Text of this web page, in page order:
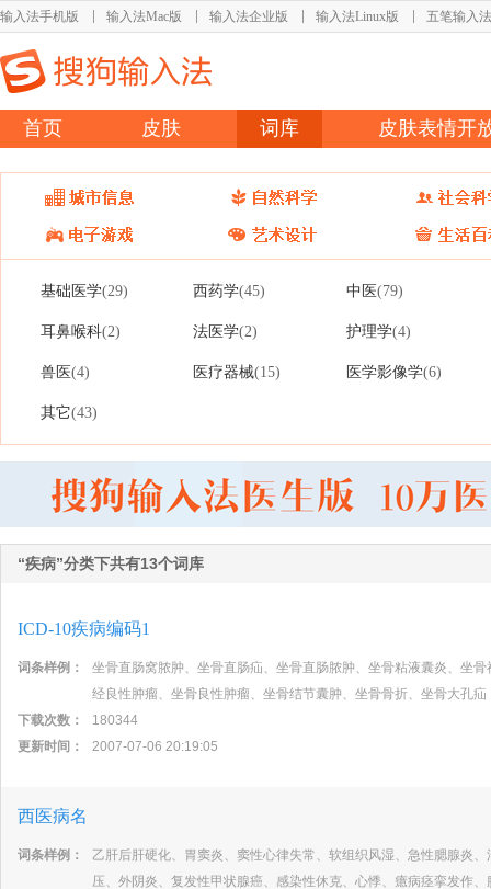
输入法手机版 输入法Mac版 输入法企业版 输入法Linux版 五笔输入法
首页 皮肤 词库 皮肤表情开
基础医学(29) 西药学(45) 中医(79)
耳鼻喉科(2) 法医学(2) 护理学(4)
兽医(4) 医疗器械(15) 医学影像学(6)
其它(43)
“疾病”分类下共有13个词库
ICD-10疾病编码1
词条样例：
坐骨直肠窝脓肿、坐骨直肠疝、坐骨直肠脓肿、坐骨粘液囊炎、坐
经良性肿瘤、坐骨良性肿瘤、坐骨结节囊肿、坐骨骨折、坐骨大孔疝
下载次数：
180344
更新时间：
2007-07-06 20:19:05
西医病名
词条样例：
乙肝后肝硬化、胃窦炎、窦性心律失常、软组织风湿、急性腮腺炎
压、外阴炎、复发性甲状腺癌、感染性休克、心悸、癔病痉挛发作